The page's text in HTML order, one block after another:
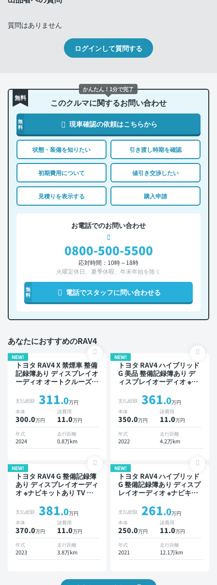
質問はありません
ログインして質問する
無料 このクルマに関するお問い合わせ
無
料
現車確認の依頼はこちらから
状態・装備を知りたい 引き渡し時期を確認
初期費用について 値引き交渉したい
見積りを表示する 購入申請
お電話でのお問い合わせ
0800-500-5500
応対時間：10時～18時
火曜定休日、夏季休暇、年末年始を除く
無
料
電話でスタッフに問い合わせる
あなたにおすすめのRAV4
NEW!
トヨタ RAV4 X 禁煙車 整備
記録簿あり ディスプレイオ
ーディオ オートクルーズ
モニター ドライブレコーダ
ー フルエアロ 衝突軽減
支払総額 311.0万円
本体
300.0万円
諸費用
11.0万円
年式
2024
走行距離
0.8万km
NEW!
トヨタ RAV4 ハイブリッド
G 美品 整備記録簿あり デ
ィスプレイオーディオ ※ナ
ドスポットモニター オート
クルーズ スマートキー
ETC 電動バックドア バッ
クモニター 全方位カメラ
ドライブレコーダー 衝突軽
減
支払総額 361.0万円
本体
350.0万円
諸費用
11.0万円
年式
2022
走行距離
4.2万km
NEW!
トヨタ RAV4 G 整備記録簿
あり ディスプレイオーディ
オ ※ナビキットあり TV ブ
オートクルーズ スマートキ
ー ETC 電動バックドア バ
ックモニター 全方位カメラ
ドライブレコーダー 衝突軽
減
支払総額 381.0万円
本体
370.0万円
諸費用
11.0万円
年式
2023
走行距離
3.8万km
NEW!
トヨタ RAV4 ハイブリッド
G 整備記録簿あり ディスプ
レイオーディオ ※ナビキッ
モニター オートクルーズ
スマートキー ETC 電動バ
ックドア バックモニター
全方位カメラ ドライブレコ
ーダー 衝突軽減
支払総額 261.0万円
本体
250.0万円
諸費用
11.0万円
年式
2021
走行距離
12.1万km
かんたん！1分で完了